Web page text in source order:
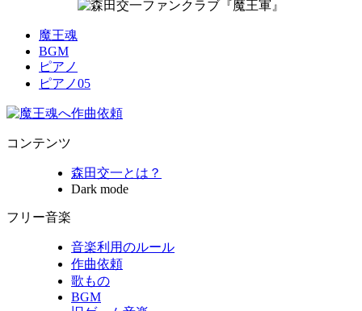
魔王魂
BGM
ピアノ
ピアノ05
コンテンツ
森田交一とは？
Dark mode
フリー音楽
音楽利用のルール
作曲依頼
歌もの
BGM